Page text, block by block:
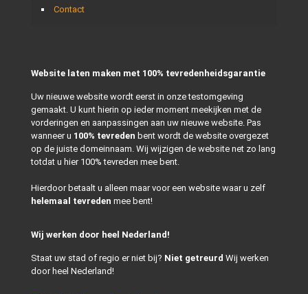
Contact
Website laten maken met 100% tevredenheidsgarantie
Uw nieuwe website wordt eerst in onze testomgeving
gemaakt. U kunt hierin op ieder moment meekijken met de
vorderingen en aanpassingen aan uw nieuwe website. Pas
wanneer u 100% tevreden bent wordt de website overgezet
op de juiste domeinnaam. Wij wijzigen de website net zo lang
totdat u hier 100% tevreden mee bent.
Hierdoor betaalt u alleen maar voor een website waar u zelf
helemaal tevreden mee bent!
Wij werken door heel Nederland!
Staat uw stad of regio er niet bij? Niet getreurd Wij werken
door heel Nederland!